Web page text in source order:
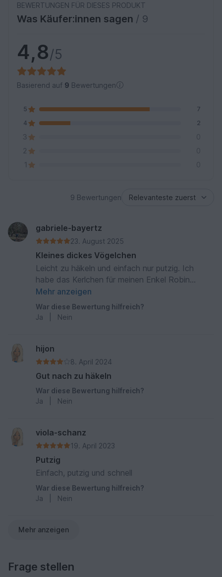
BEWERTUNGEN FÜR DIESES PRODUKT
Was Käufer:innen sagen / 9
4,8/5
Basierend auf 9 Bewertungen
5
7
4
2
3
0
2
0
1
0
9 Bewertungen
gabriele-bayertz
23. August 2025
Kleines dickes Vögelchen
Leicht zu häkeln und einfach nur putzig. Ich
habe das Kerlchen für meinen Enkel Robin
gehäkelt 🙂
Mehr anzeigen
War diese Bewertung hilfreich?
Ja
Nein
hijon
8. April 2024
Gut nach zu häkeln
War diese Bewertung hilfreich?
Ja
Nein
viola-schanz
19. April 2023
Putzig
Einfach, putzig und schnell
War diese Bewertung hilfreich?
Ja
Nein
Mehr anzeigen
Frage stellen